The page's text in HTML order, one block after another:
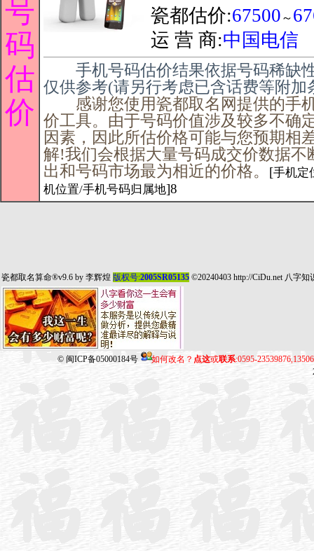
号
码
估
价
瓷都估价:67500 ～
运 营 商:中国电信
手机号码估价结果依据号码稀缺
仅供参考(请另行考虑已含话费等附加
感谢您使用瓷都取名网提供的手
价工具。由于号码价值涉及较多不确
因素，因此所估价格可能与您预期相
解!我们会根据大量号码成交价数据不
出和号码市场最为相近的价格。
[手机定
机位置/手机号码归属地]8
瓷都取名算命®v9.6 by 李辉煌 版权号:2005SR05135 ©20240403 http://CiDu.net 八字知
© 闽ICP备05000184号 如何改名？ 点这或联系:0595-